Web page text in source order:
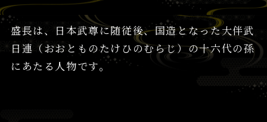
盛長は、日本武尊に随従後、国造となった大伴武
日連（おおとものたけひのむらじ）の十六代の孫
にあたる人物です。